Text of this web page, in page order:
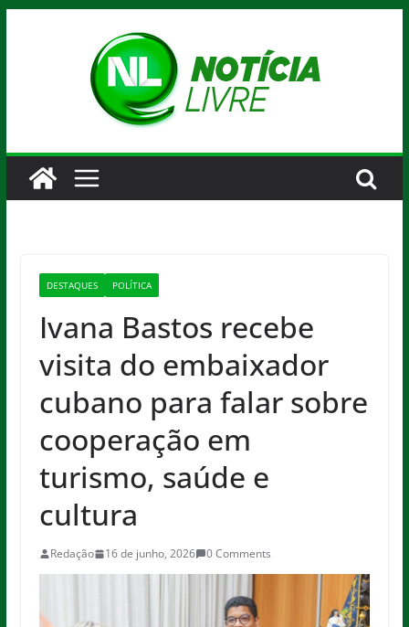
DESTAQUES POLÍTICA
Ivana Bastos recebe
visita do embaixador
cubano para falar sobre
cooperação em
turismo, saúde e
cultura
Redação 16 de junho, 2026 0 Comments